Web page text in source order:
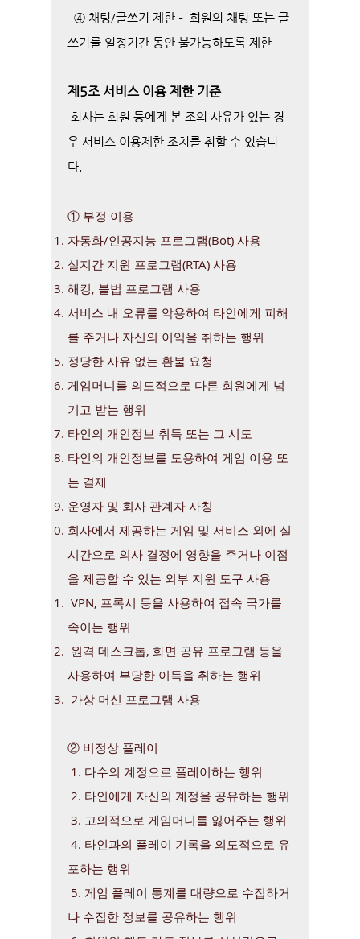
④ 채팅/글쓰기 제한 – 회원의 채팅 또는 글
쓰기를 일정기간 동안 불가능하도록 제한
제5조 서비스 이용 제한 기준
회사는 회원 등에게 본 조의 사유가 있는 경
우 서비스 이용제한 조치를 취할 수 있습니
다.
① 부정 이용
자동화/인공지능 프로그램(Bot) 사용
​실지간 지원 프로그램(RTA) 사용
해킹, 불법 프로그램 사용
서비스 내 오류를 악용하여 타인에게 피해
를 주거나 자신의 이익을 취하는 행위
정당한 사유 없는 환불 요청
게임머니를 의도적으로 다른 회원에게 넘
기고 받는 행위
타인의 개인정보 취득 또는 그 시도
타인의 개인정보를 도용하여 게임 이용 또
는 결제
운영자 및 회사 관계자 사칭
회사에서 제공하는 게임 및 서비스 외에 실
시간으로 의사 결정에 영향을 주거나 이점
을 제공할 수 있는 외부 지원 도구 사용
VPN, 프록시 등을 사용하여 접속 국가를
속이는 행위
원격 데스크톱, 화면 공유 프로그램 등을
사용하여 부당한 이득을 취하는 행위
가상 머신 프로그램 사용
② 비정상 플레이
1. 다수의 계정으로 플레이하는 행위
2. 타인에게 자신의 계정을 공유하는 행위
3. 고의적으로 게임머니를 잃어주는 행위
4. 타인과의 플레이 기록을 의도적으로 유
포하는 행위
5. 게임 플레이 통계를 대량으로 수집하거
나 수집한 정보를 공유하는 행위